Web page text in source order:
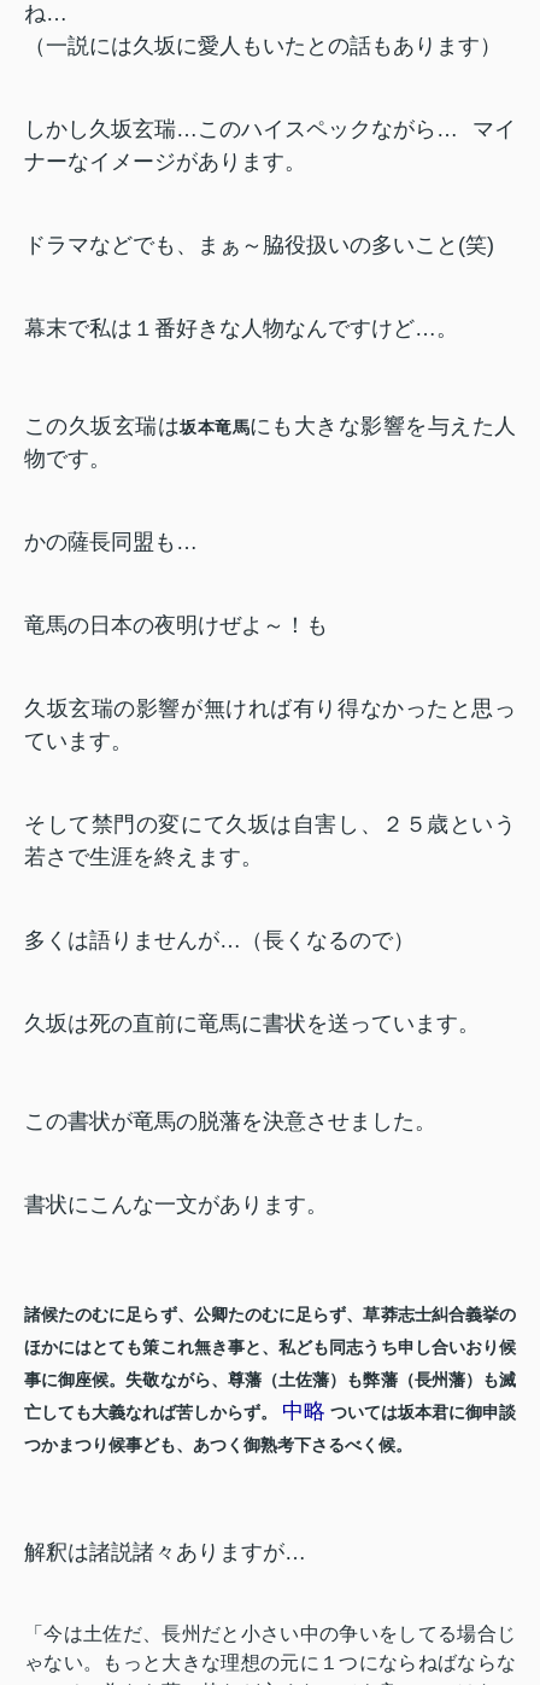
ね…
（一説には久坂に愛人もいたとの話もあります）
しかし久坂玄瑞…このハイスペックながら…
マイ
ナーなイメージがあります。
ドラマなどでも、まぁ～脇役扱いの多いこと(笑)
幕末で私は１番好きな人物なんですけど…。
この久坂玄瑞は坂本竜馬にも大きな影響を与えた人
物です。
かの薩長同盟も…
竜馬の日本の夜明けぜよ～！も
久坂玄瑞の影響が無ければ有り得なかったと思っ
ています。
そして禁門の変にて久坂は自害し、２５歳という
若さで生涯を終えます。
多くは語りませんが…（長くなるので）
久坂は死の直前に竜馬に書状を送っています。
この書状が竜馬の脱藩を決意させました。
書状にこんな一文があります。
諸候たのむに足らず、公卿たのむに足らず、草莽志士糾合義挙の
ほかにはとても策これ無き事と、私ども同志うち申し合いおり候
事に御座候。失敬ながら、尊藩（土佐藩）も弊藩（長州藩）も滅
亡しても大義なれば苦しからず。
中略 ついては坂本君に御申談
つかまつり候事ども、あつく御熟考下さるべく候。
解釈は諸説諸々ありますが…
「今は土佐だ、長州だと小さい中の争いをしてる場合じ
ゃない。もっと大きな理想の元に１つにならねばならな